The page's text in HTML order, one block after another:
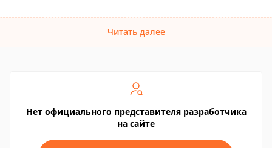
Читать далее
Нет официального представителя разработчика
на сайте